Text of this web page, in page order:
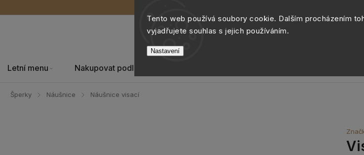
Tento web používá soubory cookie. Dalším procházením
vyjadřujete souhlas s jejich používáním.
Nastavení
Letní menu Nakupovat podle
Šperky / Náušnice / Náušnice visací